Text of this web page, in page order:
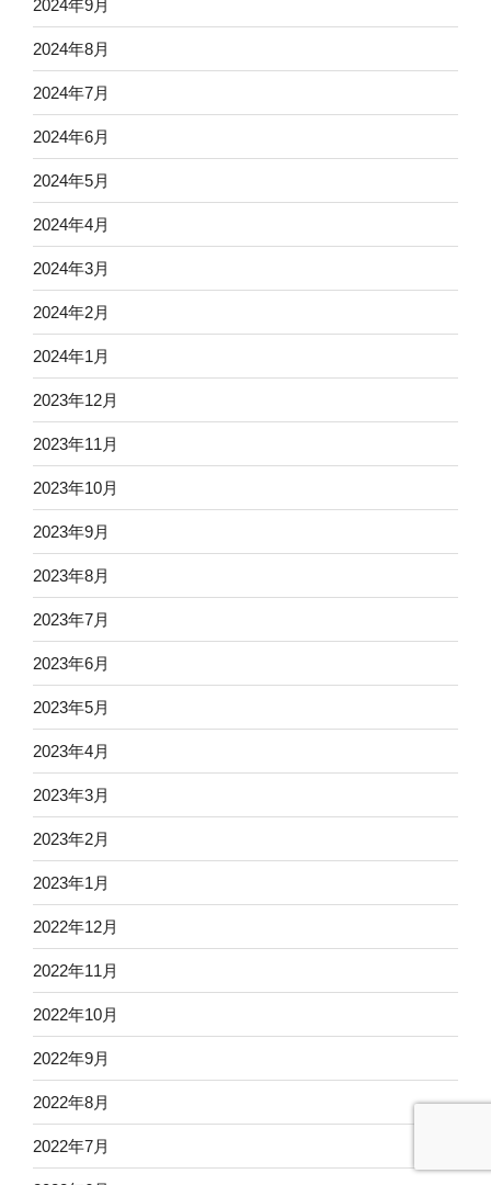
2024年9月
2024年8月
2024年7月
2024年6月
2024年5月
2024年4月
2024年3月
2024年2月
2024年1月
2023年12月
2023年11月
2023年10月
2023年9月
2023年8月
2023年7月
2023年6月
2023年5月
2023年4月
2023年3月
2023年2月
2023年1月
2022年12月
2022年11月
2022年10月
2022年9月
2022年8月
2022年7月